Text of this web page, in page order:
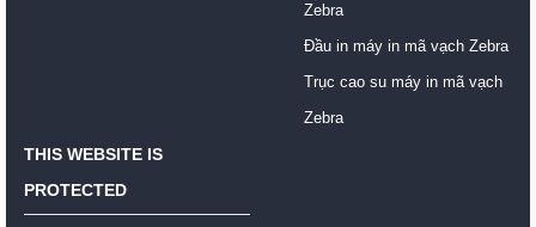
Zebra
Đầu in máy in mã vạch Zebra
Trục cao su máy in mã vạch
Zebra
THIS WEBSITE IS
PROTECTED